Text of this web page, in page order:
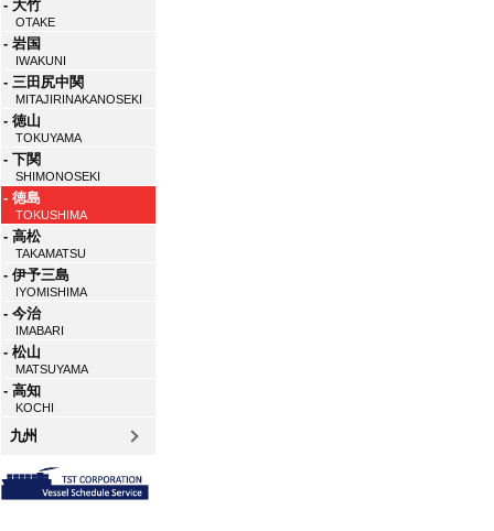
- 大竹
OTAKE
- 岩国
IWAKUNI
- 三田尻中関
MITAJIRINAKANOSEKI
- 徳山
TOKUYAMA
- 下関
SHIMONOSEKI
- 徳島
TOKUSHIMA
- 高松
TAKAMATSU
- 伊予三島
IYOMISHIMA
- 今治
IMABARI
- 松山
MATSUYAMA
- 高知
KOCHI
九州